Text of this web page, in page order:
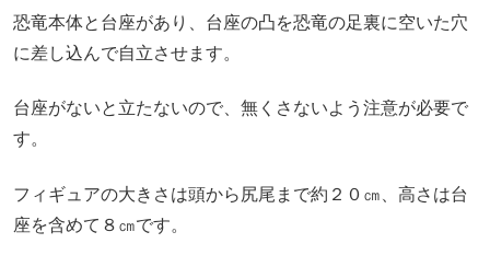
恐竜本体と台座があり、台座の凸を恐竜の足裏に空いた穴
に差し込んで自立させます。
台座がないと立たないので、無くさないよう注意が必要で
す。
フィギュアの大きさは頭から尻尾まで約２０㎝、高さは台
座を含めて８㎝です。